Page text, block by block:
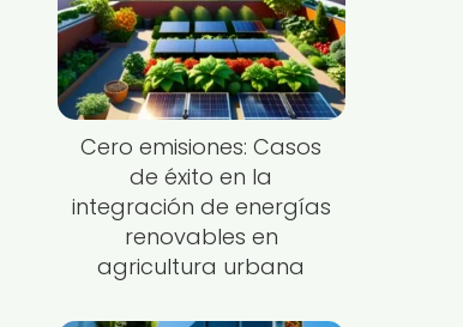
Cero emisiones: Casos
de éxito en la
integración de energías
renovables en
agricultura urbana